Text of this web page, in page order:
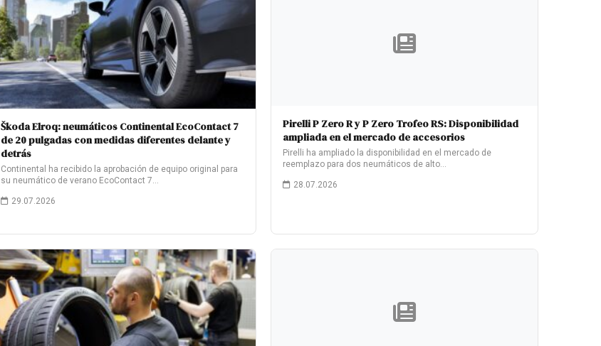
Škoda Elroq: neumáticos Continental EcoContact 7
de 20 pulgadas con medidas diferentes delante y
detrás
Continental ha recibido la aprobación de equipo original para
su neumático de verano EcoContact 7…
29.07.2026
Pirelli P Zero R y P Zero Trofeo RS: Disponibilidad
ampliada en el mercado de accesorios
Pirelli ha ampliado la disponibilidad en el mercado de
reemplazo para dos neumáticos de alto…
28.07.2026